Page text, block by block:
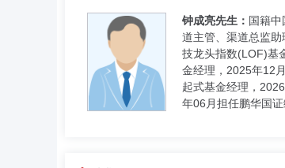
钟成亮先生： 国籍
道主管、渠道总监
技龙头指数(LOF)基
金经理，2025年12
起式基金经理，
年06月担任鹏华国